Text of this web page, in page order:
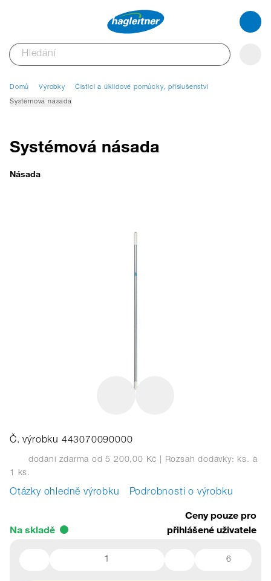
Domů Výrobky Čisticí a úklidové pomůcky, příslušenství
Systémová násada
Systémová násada
Násada
Č. výrobku 443070090000
dodání zdarma od 5 200,00 Kč | Rozsah dodávky: ks. à
1 ks.
Otázky ohledně výrobku Podrobnosti o výrobku
Na skladě
Ceny pouze pro
přihlášené uživatele
6